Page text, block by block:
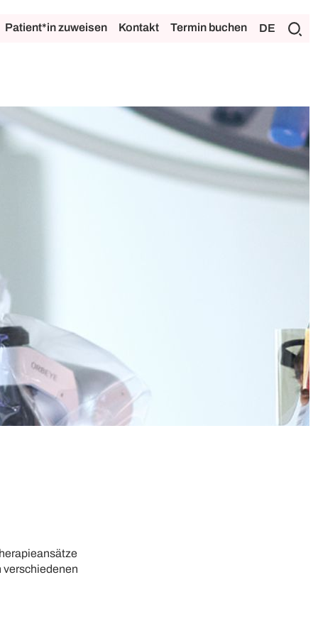
Patient*in zuweisen Kontakt Termin buchen DE
verschiedenen